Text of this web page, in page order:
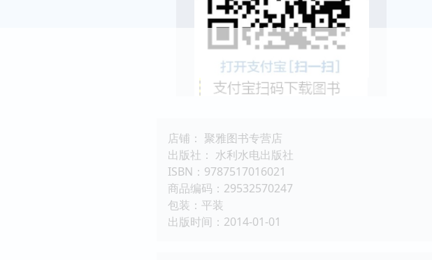
店铺： 聚雅图书专营店
出版社： 水利水电出版社
ISBN：9787517016021
商品编码：29532570247
包装：平装
出版时间：2014-01-01